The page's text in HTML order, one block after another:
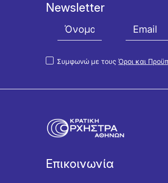
Newsletter
Συμφωνώ με τουςΌροι και
Επικοινωνία